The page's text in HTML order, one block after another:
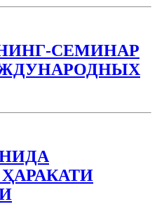
СЕМИНАР